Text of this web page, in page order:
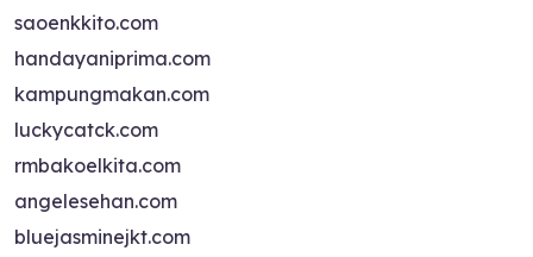
saoenkkito.com
handayaniprima.com
kampungmakan.com
luckycatck.com
rmbakoelkita.com
angelesehan.com
bluejasminejkt.com